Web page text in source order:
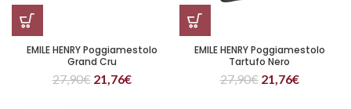
EMILE HENRY Poggiamestolo
Grand Cru
27,90€ 21,76€
EMILE HENRY Poggiamestolo
Tartufo Nero
27,90€ 21,76€